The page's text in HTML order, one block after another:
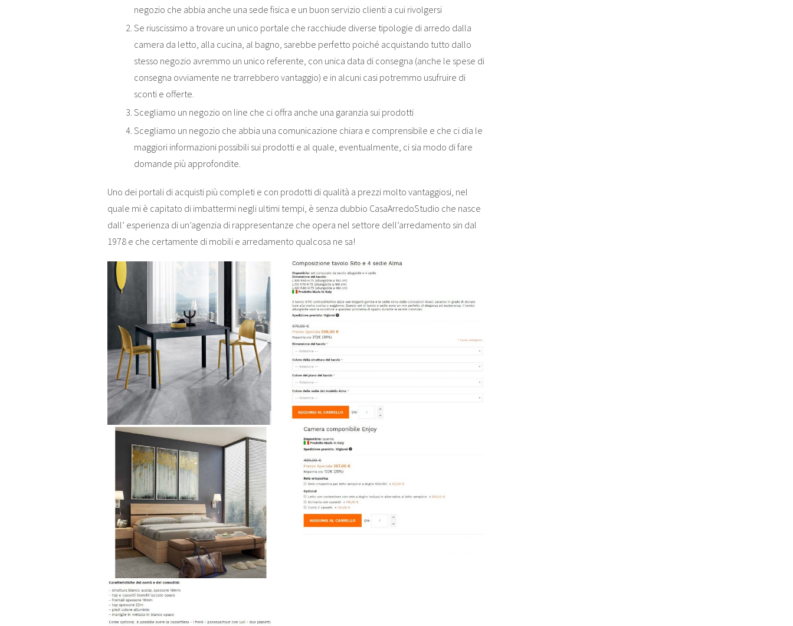
negozio che abbia anche una sede fisica e un buon servizio clienti a cui rivolgersi
Se riuscissimo a trovare un unico portale che racchiude diverse tipologie di arredo dalla
camera da letto, alla cucina, al bagno, sarebbe perfetto poiché acquistando tutto dallo
stesso negozio avremmo un unico referente, con unica data di consegna (anche le spese di
consegna ovviamente ne trarrebbero vantaggio) e in alcuni casi potremmo usufruire di
sconti e offerte.
Scegliamo un negozio on line che ci offra anche una garanzia sui prodotti
Scegliamo un negozio che abbia una comunicazione chiara e comprensibile e che ci dia le
maggiori informazioni possibili sui prodotti e al quale, eventualmente, ci sia modo di fare
domande più approfondite.
Uno dei portali di acquisti più completi e con prodotti di qualità a prezzi molto vantaggiosi, nel
quale mi è capitato di imbattermi negli ultimi tempi, è senza dubbio CasaArredoStudio che nasce
dall’ esperienza di un’agenzia di rappresentanze che opera nel settore dell’arredamento sin dal
1978 e che certamente di mobili e arredamento qualcosa ne sa!